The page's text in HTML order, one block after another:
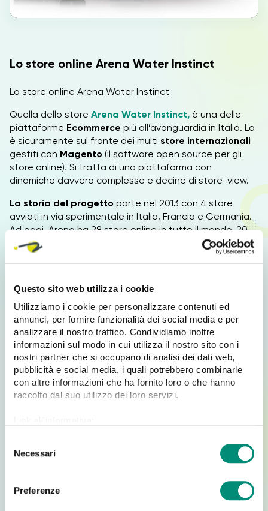
Questo sito web utilizza i cookie
Utilizziamo i cookie per personalizzare contenuti ed
annunci, per fornire funzionalità dei social media e per
analizzare il nostro traffico. Condividiamo inoltre
informazioni sul modo in cui utilizza il nostro sito con i
nostri partner che si occupano di analisi dei dati web,
pubblicità e social media, i quali potrebbero combinarle
con altre informazioni che ha fornito loro o che hanno
raccolto dal suo utilizzo dei loro servizi.
Necessari
Preferenze
Lo store online Arena Water Instinct
Lo store online Arena Water Instinct
Quella dello store Arena Water Instinct, è una delle
piattaforme Ecommerce più all’avanguardia in Italia. Lo
è sicuramente sul fronte dei multi store internazionali
gestiti con Magento (il software open source per gli
store online). Si tratta di una piattaforma con
dinamiche davvero complesse e decine di store-view.
La storia del progetto parte nel 2013 con 4 store
avviati in via sperimentale in Italia, Francia e Germania.
Ad oggi, Arena ha 28 store online in tutto il mondo, 20
mila prodotti configurabili e 30 mila pagine indicizzate.
Abbiamo presentato il nostro progetto Arena alMeet
Developer di Cosmobile) ha raccontato la storia, le
difficoltà e le risoluzioni messe in campo in questa
grande sfida!
Noi di Cosmobile partivamo da esperienze di
Ecommerce per brand comeLaura PausinieKontatto.
Abbiamo accettato la sfida e abbiamo seguito in forte
sinergia le strategie di marketing aziendale.
progetti pilota, avendo visto nu trend in crescita di
vendite e di utenza è stato aumentato il numero di
che ha incrementato il
numero degli utenti facendolo schizzare alle stelle,